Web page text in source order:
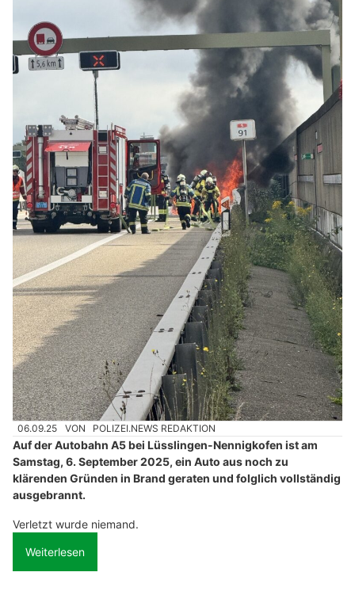
06.09.25 VON POLIZEI.NEWS REDAKTION
Auf der Autobahn A5 bei Lüsslingen-Nennigkofen ist am
Samstag, 6. September 2025, ein Auto aus noch zu
klärenden Gründen in Brand geraten und folglich vollständig
ausgebrannt.
Verletzt wurde niemand.
Weiterlesen